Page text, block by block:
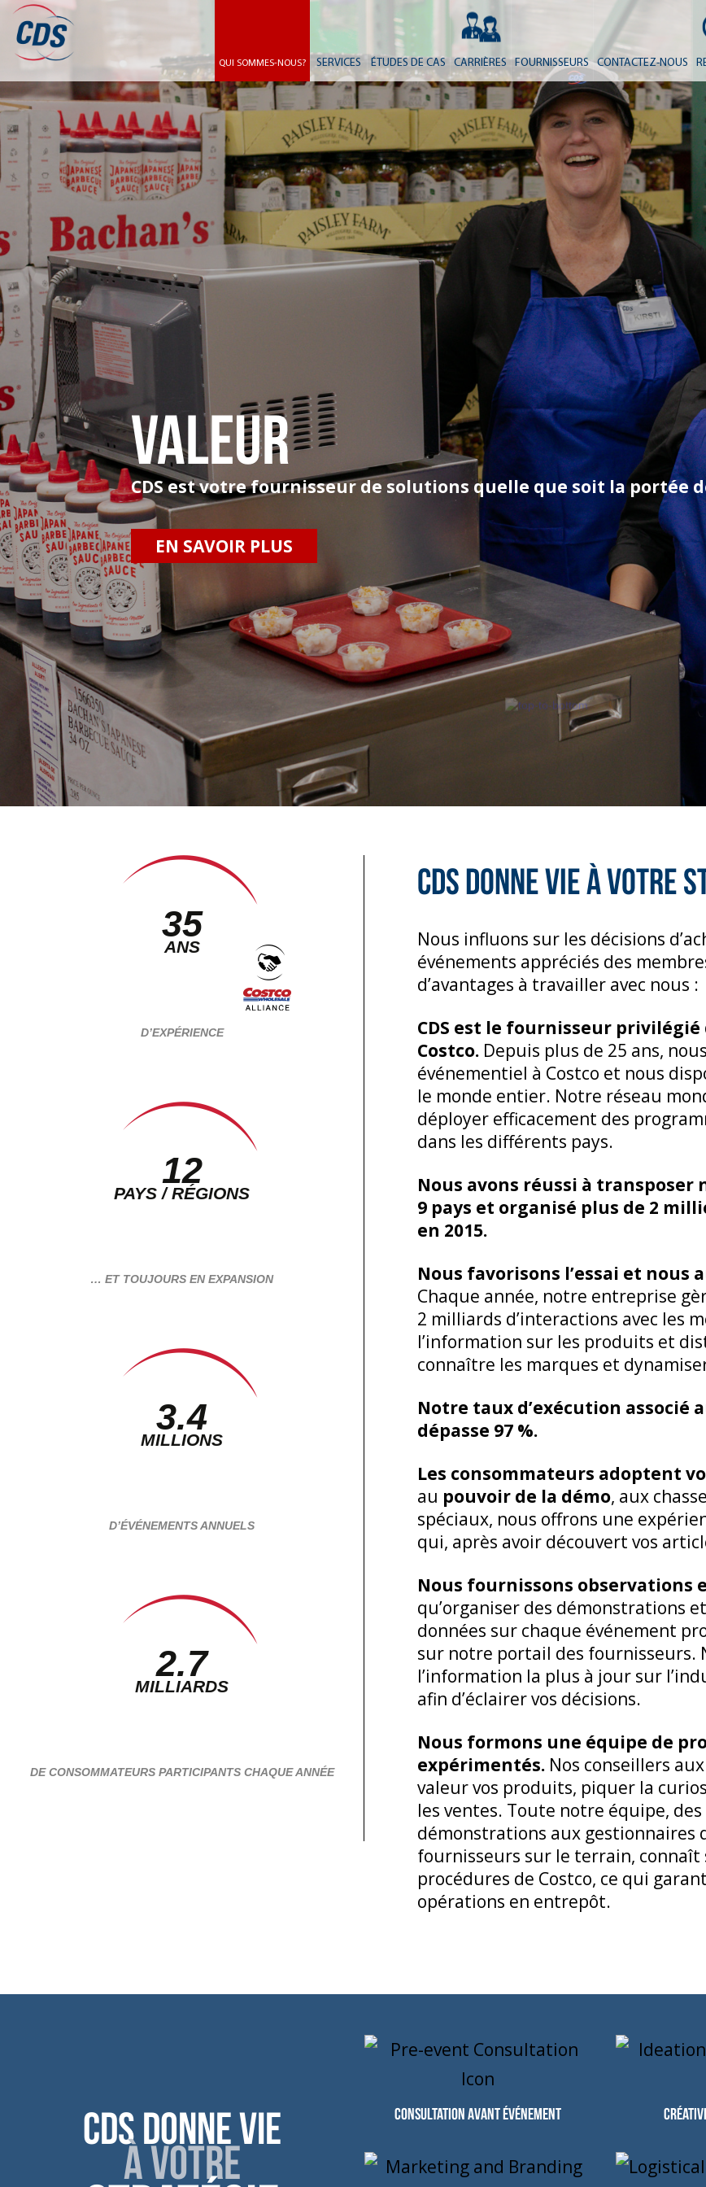
QUI SOMMES-NOUS? SERVICES ÉTUDES DE CAS CARRIÈRES FOURNISSEURS CONTACTEZ-NOUS
VALEUR
CDS est votre fournisseur de solutions quelle que soit la portée
EN SAVOIR PLUS
35
ANS
D’EXPÉRIENCE
12
PAYS / RÉGIONS
… ET TOUJOURS EN EXPANSION
3.4
MILLIONS
D’ÉVÉNEMENTS ANNUELS
2.7
MILLIARDS
DE CONSOMMATEURS PARTICIPANTS CHAQUE ANNÉE
CDS donne vie à
Nous influons sur les décisions
événements appréciés des
d’avantages à travailler avec nous :
CDS est le fournisseur
Costco. Depuis plus de 25 ans,
événementiel à Costco et nous
le monde entier. Notre réseau
déployer efficacement des
dans les différents pays.
Nous avons réussi à
9 pays et organisé plus de 2
en 2015.
Nous favorisons l’essai et nous
Chaque année, notre entreprise
2 milliards d’interactions avec les
l’information sur les produits et
connaître les marques et
Notre taux d’exécution associé
dépasse 97 %.
Les consommateurs adoptent
au pouvoir de la démo, aux
spéciaux, nous offrons une
qui, après avoir découvert vos
Nous fournissons observations
qu’organiser des démonstrations
données sur chaque événement
sur notre portail des fournisseurs.
l’information la plus à jour sur
afin d’éclairer vos décisions.
Nous formons une équipe de
expérimentés. Nos conseillers
valeur vos produits, piquer la
les ventes. Toute notre équipe,
démonstrations aux gestionnaires
fournisseurs sur le terrain,
procédures de Costco, ce qui
opérations en entrepôt.
CDS donne vie
à votre
Consultation avant événement